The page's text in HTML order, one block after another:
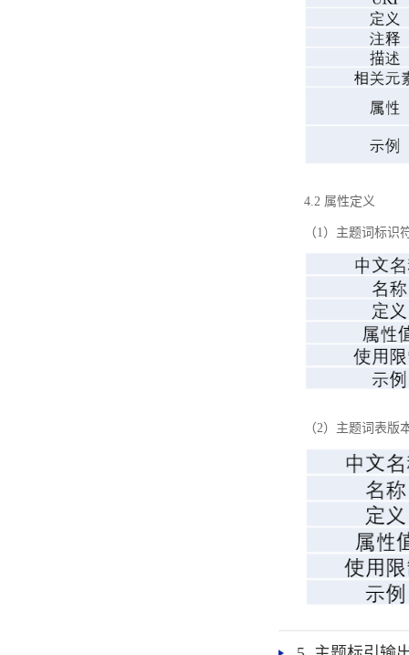
4.2 属性定义
（1）主题词标识
（2）主题词表版